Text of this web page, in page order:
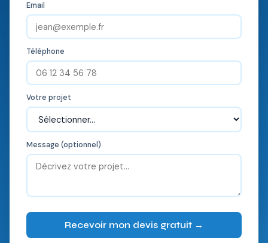
Email
Téléphone
Votre projet
Message (optionnel)
Recevoir mon devis gratuit →